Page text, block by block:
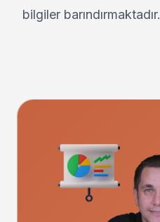
bilgiler barındırmaktadır.